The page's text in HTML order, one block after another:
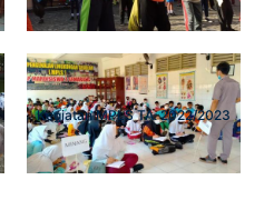
Kegiatan MPLS TA. 2022/2023